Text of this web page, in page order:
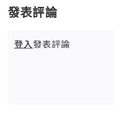
發表評論
登入發表評論